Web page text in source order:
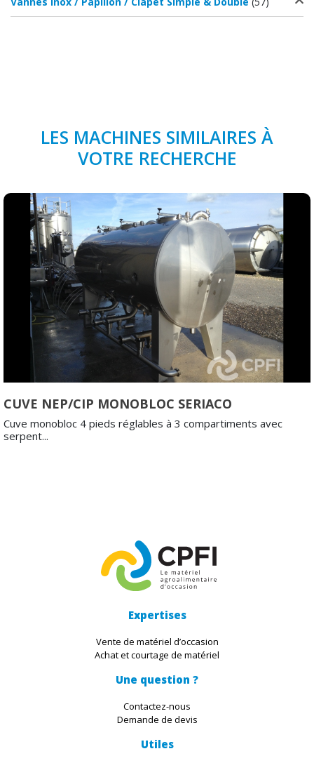
LES MACHINES SIMILAIRES À
VOTRE RECHERCHE
CUVE NEP/CIP MONOBLOC SERIACO
Cuve monobloc 4 pieds réglables à 3 compartiments avec
serpent...
Expertises
Vente de matériel d’occasion
Achat et courtage de matériel
Une question ?
Contactez-nous
Demande de devis
Utiles